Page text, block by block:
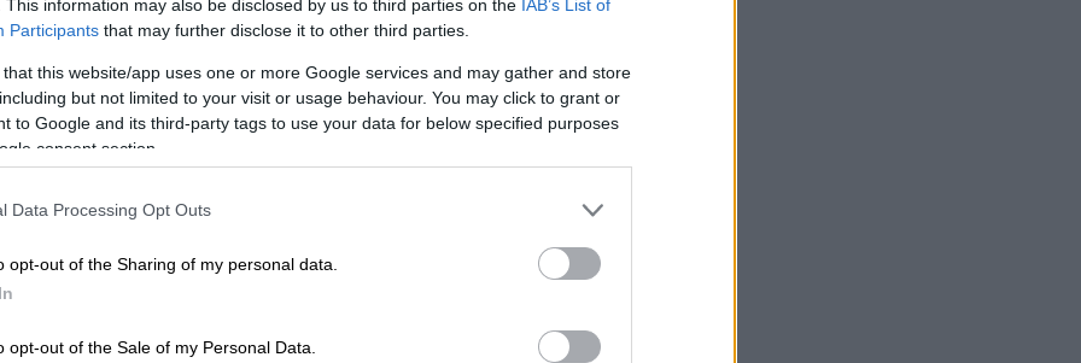
This information may also be disclosed by us to third parties on the IAB’s List of
Participants that may further disclose it to other third parties.
that this website/app uses one or more Google services and may gather and store
but not limited to your visit or usage behaviour. You may click to grant or
to Google and its third-party tags to use your data for below specified purposes
consent section.
Data Processing Opt Outs
opt-out of the Sharing of my personal data.
opt-out of the Sale of my Personal Data.
αυτοσυγκράτηση και ψυχραιμία. Είχα
μας στονΙσραηλινόομόλογό μου, κ.
τηλεφωνικής μας επικοινωνίας. Τόνισα
οπλοστάσιο. Η λύση, ωστόσο, δεν
εμφατικά την ανάγκη για άμεση
όλων των ομήρων και την απρόσκοπτη
Θα συνεχίσουμε να εργαζόμαστε
της ειρήνης, της ασφάλειας και της